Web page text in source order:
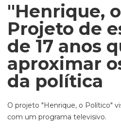
"Henrique,
Projeto de
de 17 anos
aproximar
da política
O projeto "Henrique, o Político"
com um programa televisivo.